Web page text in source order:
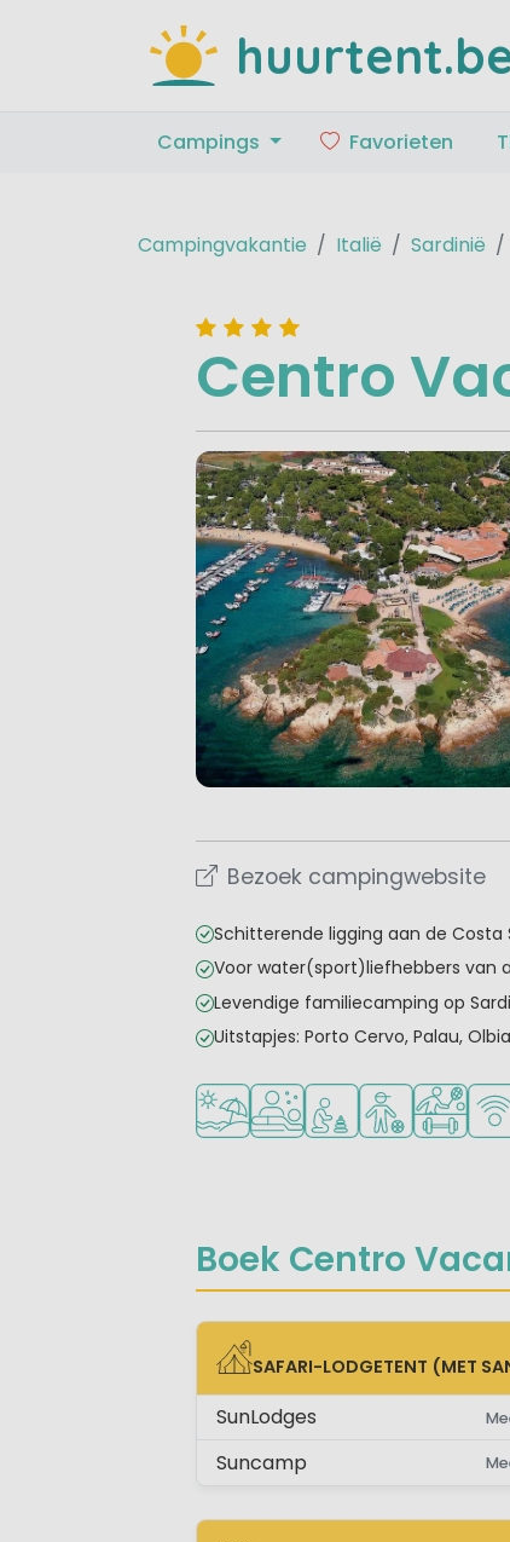
Campings Favorieten
Campingvakantie Italië Sardinië
Centro
Bezoek campingwebsite
Schitterende ligging aan de Costa
Voor water(sport)liefhebbers van
Levendige familiecamping op
Uitstapjes: Porto Cervo, Palau, Olbia
Ligt bij strand en zee
Wellnessfaciliteiten
Aanbevolen voor
Aanbevolen
Veel
Boek Centro
SAFARI-LODGETENT (MET
SAFARI-LODGETENT (MET
SunLodges
Suncamp